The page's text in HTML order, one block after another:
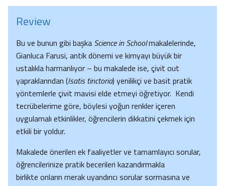
Review
Bu ve bunun gibi başka Science in Schoolmakalelerinde,
Gianluca Farusi, antik dönemi ve kimyayı büyük bir
ustalıkla harmanlıyor – bu makalede ise, çivit out
yapraklarından (Isatis tinctoria) yenilikçi ve basit pratik
yöntemlerle çivit mavisi elde etmeyi öğretiyor. Kendi
tecrübelerime göre, böylesi yoğun renkler içeren
uygulamalı etkinlikler, öğrencilerin dikkatini çekmek için
etkili bir yoldur.
Makalede önerilen ek faaliyetler ve tamamlayıcı sorular,
öğrencilerinize pratik becerileri kazandırmakla
birlikte onların merak uyandırıcı sorular sormasına ve